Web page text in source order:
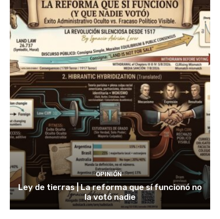
OPINIÓN
Ley de tierras | La reforma que sí funcionó no
la votó nadie